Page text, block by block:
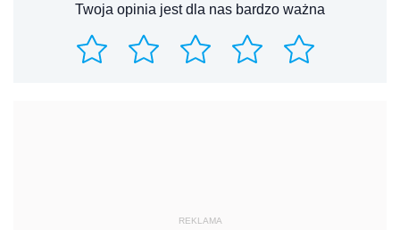
Twoja opinia jest dla nas bardzo ważna
REKLAMA